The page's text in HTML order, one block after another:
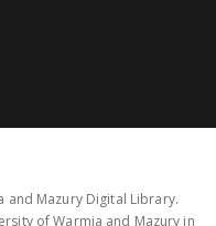
and Mazury Digital Library.
of Warmia and Mazury in